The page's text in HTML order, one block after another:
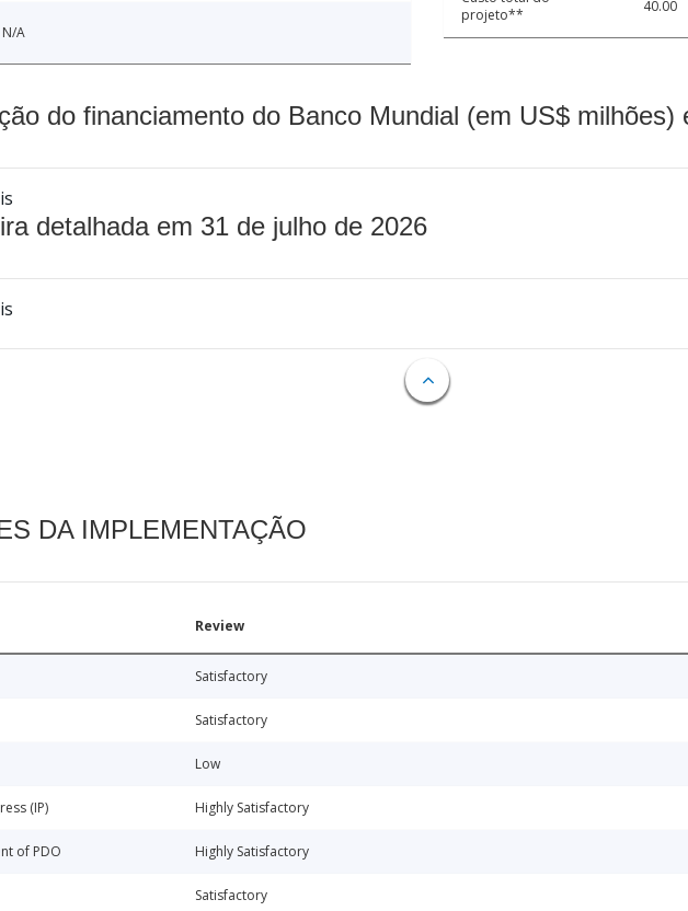
N/A
projeto**
40.00
do financiamento do Banco Mundial (em US$ milhões)
detalhada em 31 de julho de 2026
DA IMPLEMENTAÇÃO
Review
Satisfactory
Satisfactory
Low
(IP) Highly Satisfactory
of PDO Highly Satisfactory
Satisfactory